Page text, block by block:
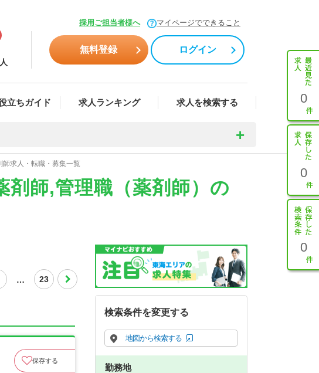
採用ご担当者様へ マイページでできること
無料登録 ログイン
立ちガイド 求人ランキング 求人を検索する 0
0
0
求人・転職・募集一覧
師,管理職（薬剤師）の
… 23
保存する
検索条件を変更する
地図から検索する
勤務地